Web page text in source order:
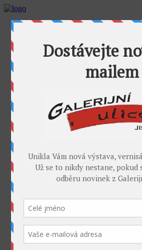
AKTUALITY
GALERIE U FOŤÁKA
Takoví jsme byli
I. sympozium výtvarníků v
II. sympozium výtvarníků
Galerijní rybník
V. sympozium výtvarníků v
DESET
KONTAKT